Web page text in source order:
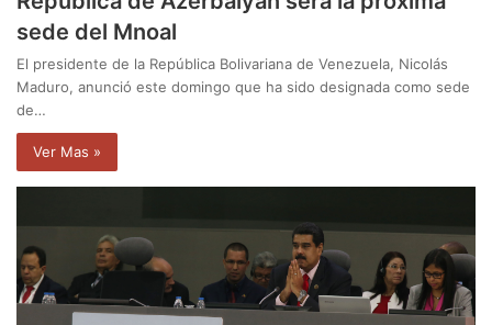
sede del Mnoal
El presidente de la República Bolivariana de Venezuela, Nicolás
Maduro, anunció este domingo que ha sido designada como sede
de…
Ver Mas »